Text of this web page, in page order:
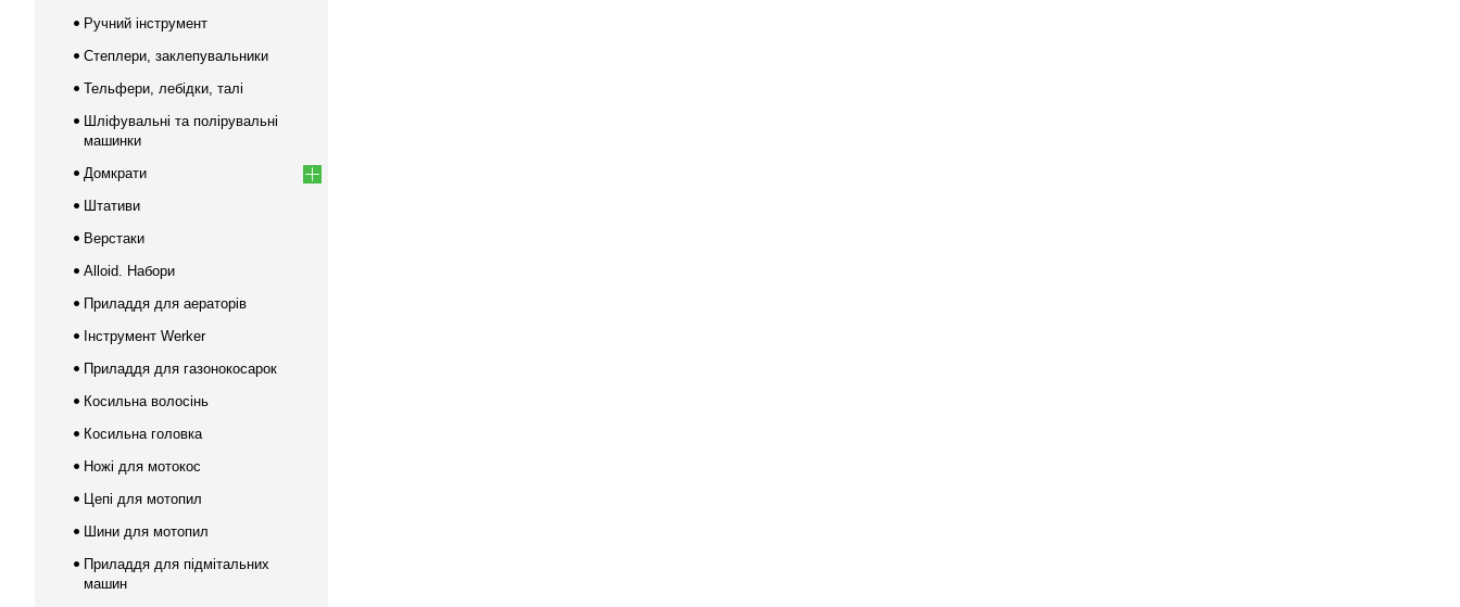
Ручний інструмент
Степлери, заклепувальники
Тельфери, лебідки, талі
Шліфувальні та полірувальні
машинки
Домкрати
Штативи
Верстаки
Alloid. Набори
Приладдя для аераторів
Інструмент Werker
Приладдя для газонокосарок
Косильна волосінь
Косильна головка
Ножі для мотокос
Цепі для мотопил
Шини для мотопил
Приладдя для підмітальних
машин